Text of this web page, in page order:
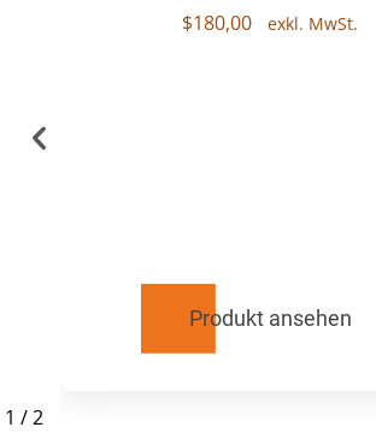
$180,00
Produkt ansehen
1 /2